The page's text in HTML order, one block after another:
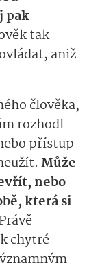
pak
tak
aniž
člověka,
rozhodl
přístup
Může
nebo
která si
chytré